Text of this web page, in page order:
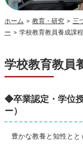
ホーム > 教育・研究 > 三
ー > 学校教育教員養成課程
学校教育教員
◆卒業認定・学位
ー）
豊かな教養と知性とと